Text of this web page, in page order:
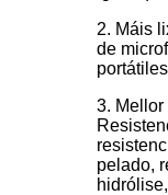
2. Máis
de
3. Mellor
pelado,